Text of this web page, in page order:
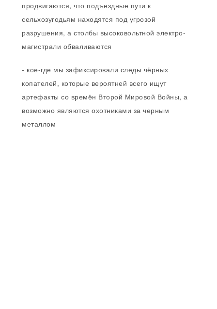
продвигаются, что подъездные пути к
сельхозугодьям находятся под угрозой
разрушения, а столбы высоковольтной электро-
магистрали обваливаются
- кое-где мы зафиксировали следы чёрных
копателей, которые вероятней всего ищут
артефакты со времён Второй Мировой Войны, а
возможно являются охотниками за черным
металлом